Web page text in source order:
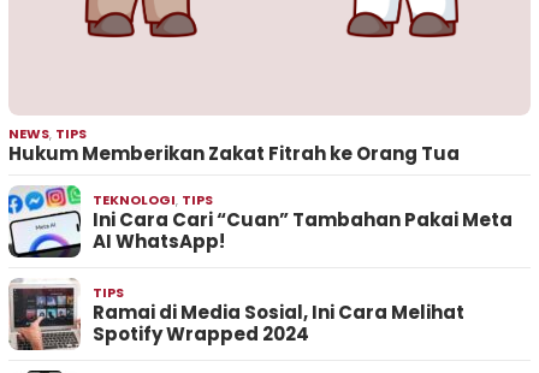
NEWS, TIPS
Hukum Memberikan Zakat Fitrah ke Orang Tua
TEKNOLOGI, TIPS
Ini Cara Cari “Cuan” Tambahan Pakai Meta
AI WhatsApp!
TIPS
Ramai di Media Sosial, Ini Cara Melihat
Spotify Wrapped 2024